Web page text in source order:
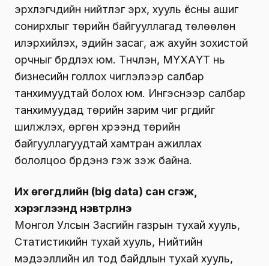
эрхлэгчдийн нийтлэг эрх, хууль ёсны ашиг
сонирхлыг төрийн байгууллагад төлөөлөн
илэрхийлэх, эдийн засаг, аж ахуйн зохистой
орчныг бүрдүүлэх юм. Түүнчлэн, МҮХАҮТ нь
бизнесийн голлох чиглэлээр салбар
танхимуудтай болох юм. Ингэснээр салбар
танхимуудад төрийн зарим чиг үүргүүдийг
шилжүүлэх, өргөн хүрээнд төрийн
байгууллагуудтай хамтран ажиллах
бололцоо бүрдэнэ гэж үзэж байна.
Их өгөгдлийн (big data) сан үүсгэж,
хэрэглээнд нэвтрүүлнэ
Монгол Улсын Засгийн газрын тухай хууль,
Статистикийн тухай хууль, Нийтийн
мэдээллийн ил тод байдлын тухай хууль,